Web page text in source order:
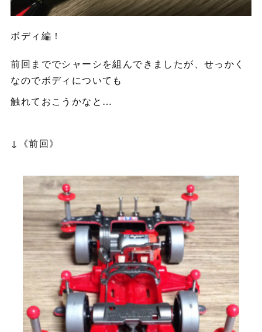
ボディ編！
前回まででシャーシを組んできましたが、せっかく
なのでボディについても
触れておこうかなと…
↓《前回》